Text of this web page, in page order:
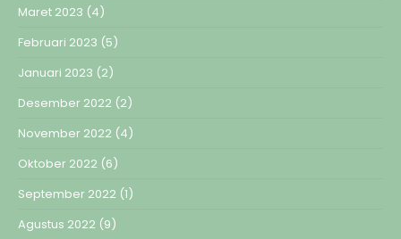
Maret 2023 (4)
Februari 2023 (5)
Januari 2023 (2)
Desember 2022 (2)
November 2022 (4)
Oktober 2022 (6)
September 2022 (1)
Agustus 2022 (9)